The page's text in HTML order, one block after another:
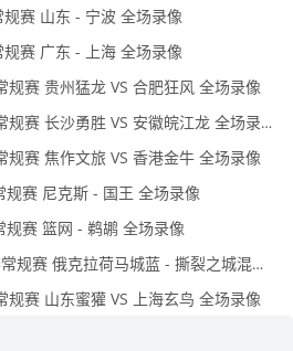
赛 山东 - 宁波 全场录像
赛 广东 - 上海 全场录像
赛 贵州猛龙 VS 合肥狂风 全场录像
2026年01月15日 NBL常规赛 长沙勇胜 VS 安徽皖江龙 全场录像
赛 焦作文旅 VS 香港金牛 全场录像
赛 尼克斯 - 国王 全场录像
赛 篮网 - 鹈鹕 全场录像
2026年01月15日G联赛常规赛 俄克拉荷马城蓝 - 撕裂之城混音 全场录像
赛 山东蜜獾 VS 上海玄鸟 全场录像